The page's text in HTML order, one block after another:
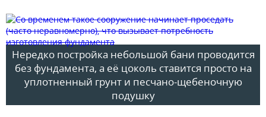
Нередко постройка небольшой бани проводится
без фундамента, а её цоколь ставится просто на
уплотненный грунт и песчано-щебеночную
подушку